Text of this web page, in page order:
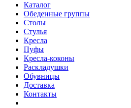
Каталог
Обеденные группы
Столы
Стулья
Кресла
Пуфы
Кресла-коконы
Раскладушки
Обувницы
Доставка
Контакты